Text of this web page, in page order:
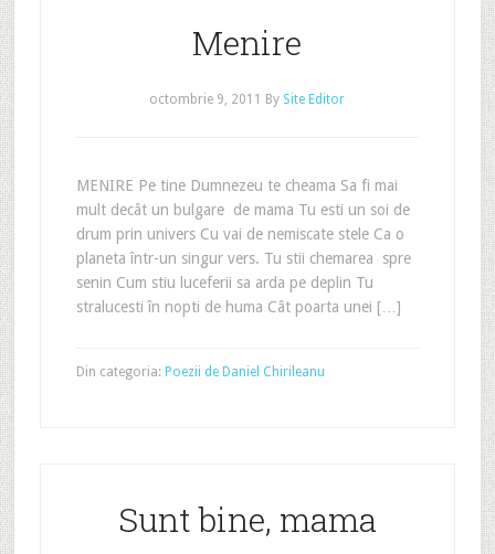
Menire
octombrie 9, 2011 By Site Editor
MENIRE Pe tine Dumnezeu te cheama Sa fi mai
mult decât un bulgare de mama Tu esti un soi de
drum prin univers Cu vai de nemiscate stele Ca o
planeta într-un singur vers. Tu stii chemarea spre
senin Cum stiu luceferii sa arda pe deplin Tu
stralucesti în nopti de huma Cât poarta unei […]
Din categoria: Poezii de Daniel Chirileanu
Sunt bine, mama